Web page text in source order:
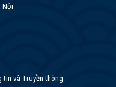
Nội
tin và Truyền thông